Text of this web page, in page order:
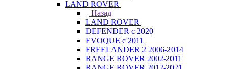
LAND ROVER
Назад
LAND ROVER
DEFENDER с 2020
EVOQUE с 2011
FREELANDER 2 2006-2014
RANGE ROVER 2002-2011